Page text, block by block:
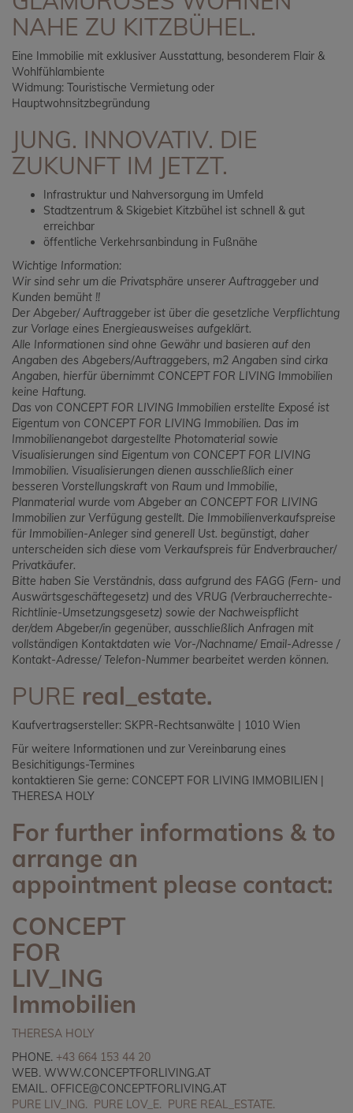
NAHE ZU KITZBÜHEL.
Eine Immobilie mit exklusiver Ausstattung, besonderem Flair &
Wohlfühlambiente
Widmung: Touristische Vermietung oder
Hauptwohnsitzbegründung
JUNG. INNOVATIV. DIE
ZUKUNFT IM JETZT.
Infrastruktur und Nahversorgung im Umfeld
Stadtzentrum & Skigebiet Kitzbühel ist schnell & gut
erreichbar
öffentliche Verkehrsanbindung in Fußnähe
Wichtige Information:
Wir sind sehr um die Privatsphäre unserer Auftraggeber und
Kunden bemüht !!
Der Abgeber/ Auftraggeber ist über die gesetzliche Verpflichtung
zur Vorlage eines Energieausweises aufgeklärt.
Alle Informationen sind ohne Gewähr und basieren auf den
Angaben des Abgebers/Auftraggebers, m2 Angaben sind cirka
Angaben, hierfür übernimmt CONCEPT FOR LIVING Immobilien
keine Haftung.
Das von CONCEPT FOR LIVING Immobilien erstellte Exposé ist
Eigentum von CONCEPT FOR LIVING Immobilien. Das im
Immobilienangebot dargestellte Photomaterial sowie
Visualisierungen sind Eigentum von CONCEPT FOR LIVING
Immobilien. Visualisierungen dienen ausschließlich einer
besseren Vorstellungskraft von Raum und Immobilie,
Planmaterial wurde vom Abgeber an CONCEPT FOR LIVING
Immobilien zur Verfügung gestellt. Die Immobilienverkaufspreise
für Immobilien-Anleger sind generell Ust. begünstigt, daher
unterscheiden sich diese vom Verkaufspreis für Endverbraucher/
Privatkäufer.
Bitte haben Sie Verständnis, dass aufgrund des FAGG (Fern- und
Auswärtsgeschäftegesetz) und des VRUG (Verbraucherrechte-
Richtlinie-Umsetzungsgesetz) sowie der Nachweispflicht
der/dem Abgeber/in gegenüber, ausschließlich Anfragen mit
vollständigen Kontaktdaten wie Vor-/Nachname/ Email-Adresse /
Kontakt-Adresse/ Telefon-Nummer bearbeitet werden können.
PURE real_estate.
Kaufvertragsersteller: SKPR-Rechtsanwälte | 1010 Wien
Für weitere Informationen und zur Vereinbarung eines
Besichitigungs-Termines
kontaktieren Sie gerne: CONCEPT FOR LIVING IMMOBILIEN |
THERESA HOLY
For further informations & to
arrange an
appointment please contact:
CONCEPT
FOR
LIV_ING
Immobilien
THERESA HOLY
PHONE. +43 664 153 44 20
WEB. WWW.CONCEPTFORLIVING.AT
EMAIL. OFFICE@CONCEPTFORLIVING.AT
PURE LIV_ING. PURE LOV_E. PURE REAL_ESTATE.